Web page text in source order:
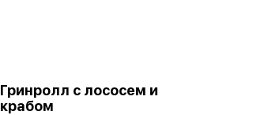
Гринролл с лососем и
крабом